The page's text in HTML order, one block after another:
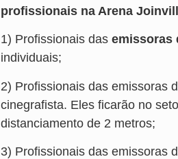
profissionais na Arena
1) Profissionais das emissoras
individuais;
2) Profissionais das emissoras
cinegrafista. Eles ficarão no
distanciamento de 2 metros;
3) Profissionais das emissoras